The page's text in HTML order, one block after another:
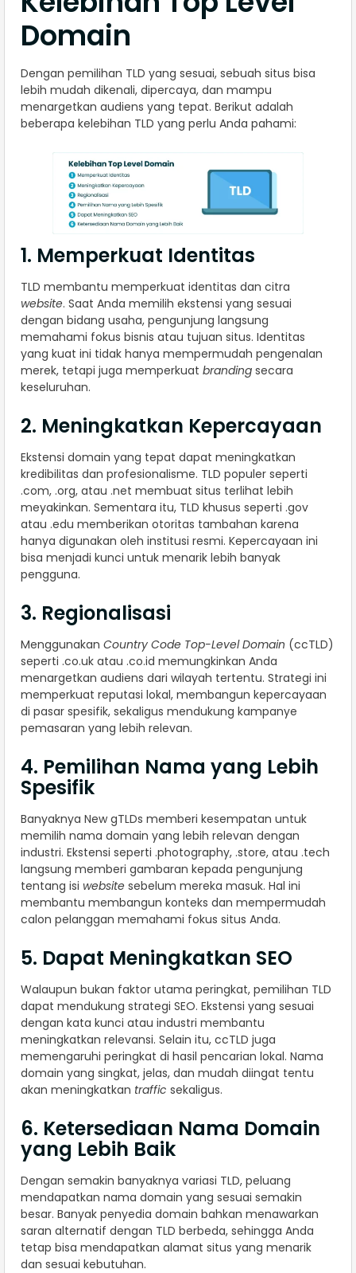
Domain
Dengan pemilihan TLD yang sesuai, sebuah situs bisa
lebih mudah dikenali, dipercaya, dan mampu
menargetkan audiens yang tepat. Berikut adalah
beberapa kelebihan TLD yang perlu Anda pahami:
1. Memperkuat Identitas
TLD membantu memperkuat identitas dan citra
website. Saat Anda memilih ekstensi yang sesuai
dengan bidang usaha, pengunjung langsung
memahami fokus bisnis atau tujuan situs. Identitas
yang kuat ini tidak hanya mempermudah pengenalan
merek, tetapi juga memperkuat branding secara
keseluruhan.
2. Meningkatkan Kepercayaan
Ekstensi domain yang tepat dapat meningkatkan
kredibilitas dan profesionalisme. TLD populer seperti
.com, .org, atau .net membuat situs terlihat lebih
meyakinkan. Sementara itu, TLD khusus seperti .gov
atau .edu memberikan otoritas tambahan karena
hanya digunakan oleh institusi resmi. Kepercayaan ini
bisa menjadi kunci untuk menarik lebih banyak
pengguna.
3. Regionalisasi
Menggunakan Country Code Top-Level Domain (ccTLD)
seperti .co.uk atau .co.id memungkinkan Anda
menargetkan audiens dari wilayah tertentu. Strategi ini
memperkuat reputasi lokal, membangun kepercayaan
di pasar spesifik, sekaligus mendukung kampanye
pemasaran yang lebih relevan.
4. Pemilihan Nama yang Lebih
Spesifik
Banyaknya New gTLDs memberi kesempatan untuk
memilih nama domain yang lebih relevan dengan
industri. Ekstensi seperti .photography, .store, atau .tech
langsung memberi gambaran kepada pengunjung
tentang isi website sebelum mereka masuk. Hal ini
membantu membangun konteks dan mempermudah
calon pelanggan memahami fokus situs Anda.
5. Dapat Meningkatkan SEO
Walaupun bukan faktor utama peringkat, pemilihan TLD
dapat mendukung strategi SEO. Ekstensi yang sesuai
dengan kata kunci atau industri membantu
meningkatkan relevansi. Selain itu, ccTLD juga
memengaruhi peringkat di hasil pencarian lokal. Nama
domain yang singkat, jelas, dan mudah diingat tentu
akan meningkatkan traffic sekaligus.
6. Ketersediaan Nama Domain
yang Lebih Baik
Dengan semakin banyaknya variasi TLD, peluang
mendapatkan nama domain yang sesuai semakin
besar. Banyak penyedia domain bahkan menawarkan
saran alternatif dengan TLD berbeda, sehingga Anda
tetap bisa mendapatkan alamat situs yang menarik
dan sesuai kebutuhan.